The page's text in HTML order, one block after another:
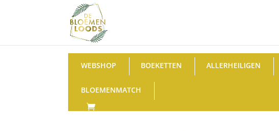
WEBSHOP BOEKETTEN ALLERHEILIGEN
BLOEMENMATCH